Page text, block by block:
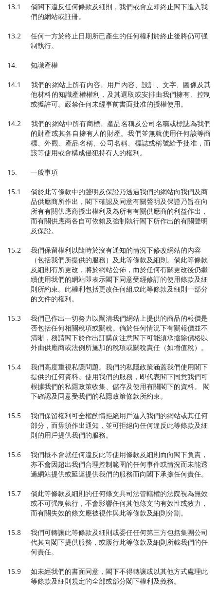
13.1 倘閣下違反任何條款及細則，我們或會立即終止閣下進入我
們的網站或註冊。
13.2 任何一方於終止日期所已產生的任何權利於終止後將仍可强
制執行。
14. 知識產權
14.1 我們的網站上所有內容、用戶內容、設計、文字、圖像及其
他材料的知識產權權利，及其選取或安排由我們擁有、控制
或獲許可。嚴禁任何未經事前書面批准的授權使用。
14.2 我們的網站中所有商標、產品名稱及公司名稱或標誌為我們
的財產或其各自擁有人的財產。我們並無就使用任何該等商
標、外觀、產品名稱、公司名稱、標誌或稱號給予批准，而
該等使用或會構成侵犯持有人的權利。
15. 一般事項
15.1 倘於此等條款中的聲明及保證乃透過我們的網站向我們及商
品供應商所作出，閣下確認及同意有關聲明及保證乃旨在向
所有有關供應商授出權利及為所有有關供應商的利益作出，
而有關供應商各自可依賴及強制執行閣下所作出的有關聲明
及保證。
15.2 我們保留權利以隨時於沒有通知的情況下修改網站的內容
（包括我們所提供的服務）及此等條款及細則。倘此等條款
及細則有所更改，將於網站公佈，而於任何有關更改後仍繼
續使用我們的網站即表示閣下同意受經修訂的使用條款及細
則所約束。此權利包括更改任何組成此等條款及細則一部分
的文件的權利。
15.3 我們已作出一切努力以闡清我們網站上提供的商品的報價是
否包括任何相關稅項或關稅。倘於任何情況下有關報價並不
清晰，務請閣下於作出訂購前注意閣下可能須承擔除價格以
外由供應商或法例所施加的稅項或關稅責任（如增值稅）。
15.4 我們高度重視私隱問題。我們的私隱政策涵蓋我們使用閣下
提供的任何資料。使用我們的服務，即代表閣下同意我們可
根據我們的私隱政策收集、儲存及使用有關閣下的資料。 閣
下確認及同意受我們的私隱政策條款所約束。
15.5 我們保留權利可全權酌情拒絕用戶進入我們的網站或其任何
部分，而毋須作出通知，並可拒絕向任何違反此等條款及細
則的用戶提供我們的服務。
15.6 我們概不會就任何違反此等使用條款及細則而向閣下負責，
亦不會因超出我們合理控制範圍的任何事件或情況而未能透
過網站提供或延遲提供我們的服務而向閣下承擔任何責任。
15.7 倘此等條款及細則的任何條文具司法管轄權的法院視為無效
或不可强制執行，不會影響任何其他條文的有效性或效力，
而有關失效的條文應被視作與此等條款及細則分割。
15.8 我們可轉讓此等條款及細則或委任任何第三方包括集團公司
代其向閣下提供服務，或履行此等條款及細則所載我們的任
何責任。
15.9 如未經我們的書面同意，閣下不得轉讓或以其他方式處理此
等條款及細則規定的全部或部分閣下權利及義務。